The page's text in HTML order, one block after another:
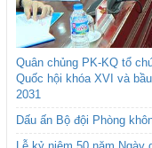
Quân chủng PK-KQ tổ
Quốc hội khóa XVI và
2031
Dấu ấn Bộ đội Phòng